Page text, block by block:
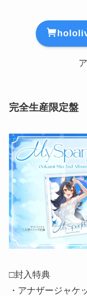
完全生産限定盤
□封入特典
・アナザージャケ